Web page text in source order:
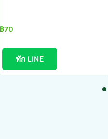
฿70
ทัก LINE